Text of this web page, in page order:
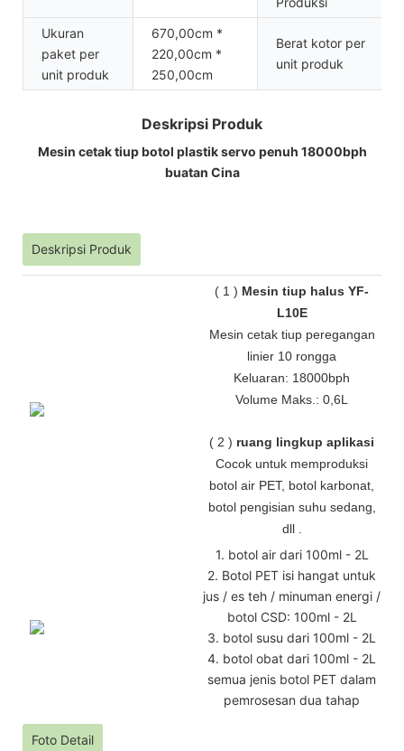
Ukuran
paket per
unit produk
670,00cm *
220,00cm *
250,00cm
Berat kotor per
unit produk
Deskripsi Produk
Mesin cetak tiup botol plastik servo penuh 18000bph
buatan Cina
Deskripsi Produk
( 1 ) Mesin tiup halus YF-
L10E
Mesin cetak tiup peregangan
linier 10 rongga
Keluaran: 18000bph
Volume Maks.: 0,6L
( 2 ) ruang lingkup aplikasi
Cocok untuk memproduksi
botol air PET, botol karbonat,
botol pengisian suhu sedang,
dll
1. botol air dari 100ml - 2L
2. Botol PET isi hangat untuk
jus / es teh / minuman energi /
botol CSD: 100ml - 2L
3. botol susu dari 100ml - 2L
4. botol obat dari 100ml - 2L
semua jenis botol PET dalam
pemrosesan dua tahap
Foto Detail